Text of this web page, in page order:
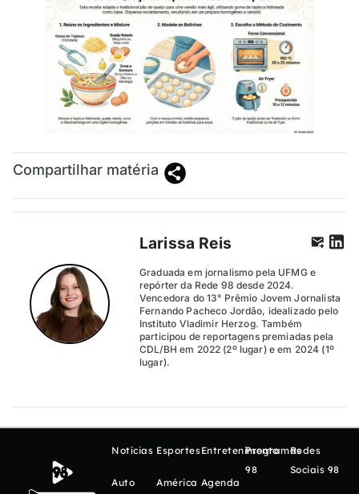
Compartilhar matéria
Larissa Reis
Graduada em jornalismo pela UFMG e
repórter da Rede 98 desde 2024.
Vencedora do 13° Prêmio Jovem Jornalista
Fernando Pacheco Jordão, idealizado pelo
Instituto Vladimir Herzog. Também
participou de reportagens premiadas pela
CDL/BH em 2022 (2º lugar) e em 2024 (1º
lugar).
Notícias
Auto
Esportes
América
Entretenimento
Agenda
Programas
98
Redes
Sociais 98